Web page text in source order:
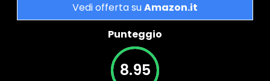
Vedi offerta suAmazon.it
Punteggio
8.95